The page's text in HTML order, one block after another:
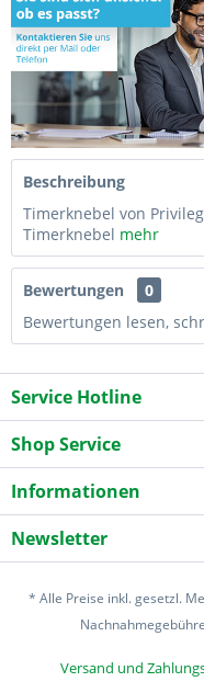
Beschreibung
Timerknebel von
Timerknebel mehr
Bewertungen
0
Bewertungen lesen,
Service Hotline
Shop Service
Informationen
Newsletter
* Alle Preise inkl. gesetzl.
Versand und